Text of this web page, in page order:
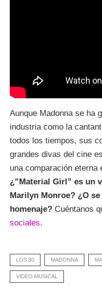
Aunque Madonna se ha
industria como la
todos los tiempos, sus
grandes divas del cine
una comparación eterna
¿”Material Girl” es un
Marilyn Monroe? ¿O
homenaje? Cuéntanos
sociales.
LOS 80 MADONNA
VIDEO MUSICAL